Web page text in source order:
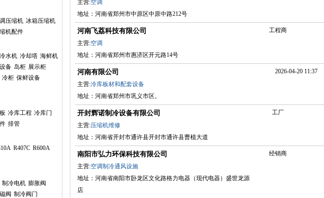
压缩机 冰箱压缩机
机配件
水机 冷却塔 海鲜机
备 岛柜 展示柜
冷柜 保鲜设备
冷库工程 冷库门
排管
R407C R600A
制冷电机 膨胀阀
阀 制冷阀门
主营:空调
地址：河南省郑州市中原区中原中路212号
河南飞荔科技有限公司
主营:空调
地址：河南省郑州市惠济区开元路14号
工程商
河南有限公司
主营:冷库板材和配套设备
地址：河南省郑州市巩义市区。
2026-04-20 11:37
开封辉诺制冷设备有限公司
主营:压缩机维修
地址：河南省开封市通许县开封市通许县曹植大道
工厂
南阳市弘力环保科技有限公司
主营:空调制冷通风设施
地址：河南省南阳市卧龙区文化路格力电器（现代电器）盛世龙源
店
经销商